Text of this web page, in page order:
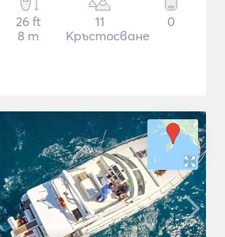
26 ft
8 m
11
Кръстосване
0